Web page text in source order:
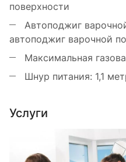
поверхности
Автоподжиг
автоподжиг варочной
Максимальная
Шнур питания: 1,1
Услуги